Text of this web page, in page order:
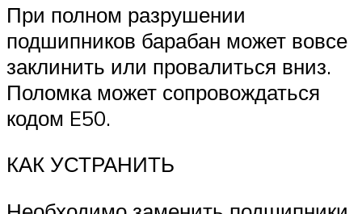
При полном разрушении
подшипников барабан может вовсе
заклинить или провалиться вниз.
Поломка может сопровождаться
кодом E50.
КАК УСТРАНИТЬ